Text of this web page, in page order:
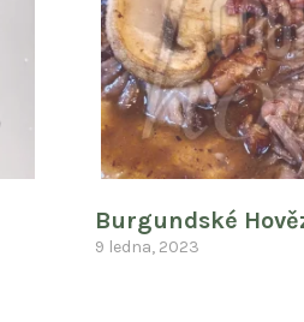
Burgundské
9 ledna, 2023